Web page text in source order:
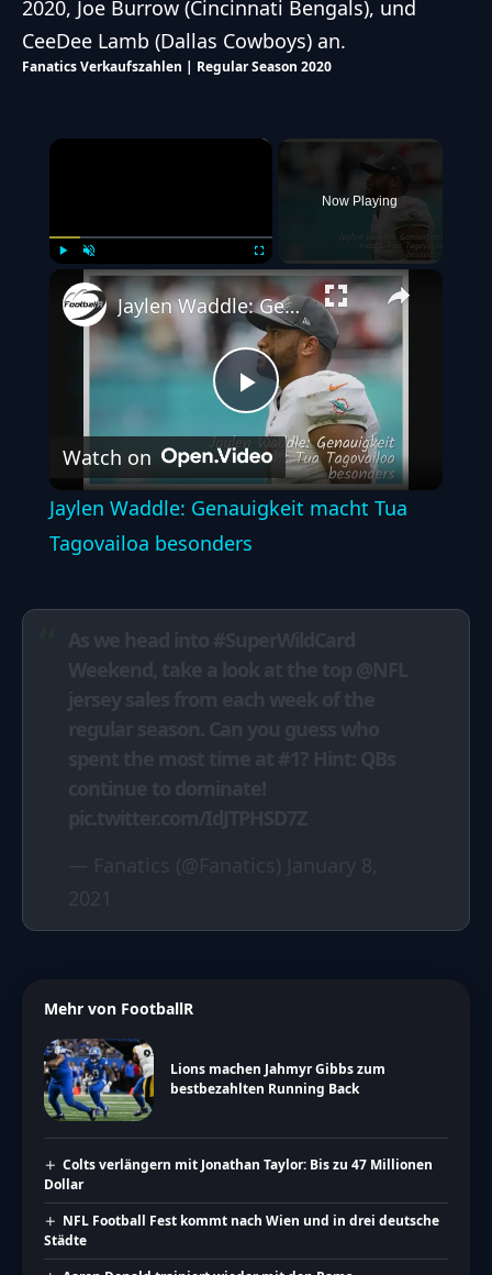
2020, Joe Burrow (Cincinnati Bengals), und
CeeDee Lamb (Dallas Cowboys) an.
Fanatics Verkaufszahlen | Regular Season 2020
×
Unmute Fullscreen
Now Playing
Play
Video
Jaylen Waddle: Genauigkeit macht Tua Tagovailoa besonders
Watch on
Jaylen Waddle: Genauigkeit macht Tua
Tagovailoa besonders
Mehr von FootballR
Lions machen Jahmyr Gibbs zum
bestbezahlten Running Back
Colts verlängern mit Jonathan Taylor: Bis zu 47 Millionen
Dollar
NFL Football Fest kommt nach Wien und in drei deutsche
Städte